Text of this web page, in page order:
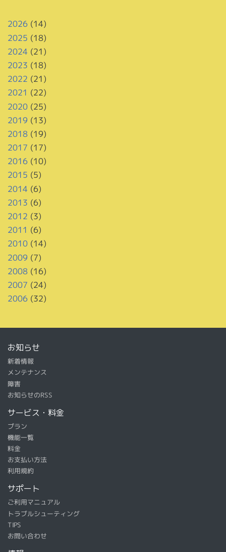
2026 (14)
2025 (18)
2024 (21)
2023 (18)
2022 (21)
2021 (22)
2020(25)
2019 (13)
2018 (19)
2017 (17)
2016 (10)
2015 (5)
2014 (6)
2013 (6)
2012 (3)
2011 (6)
2010(14)
2009 (7)
2008 (16)
2007 (24)
2006 (32)
お知らせ
新着情報
メンテナンス
障害
お知らせのRSS
サービス・料金
プラン
機能一覧
料金
お支払い方法
利用規約
サポート
ご利用マニュアル
トラブルシューティング
TIPS
お問い合わせ